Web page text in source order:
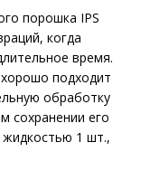
порошка IPS
когда
время.
подходит
обработку
сохранении его
жидкостью 1 шт.,